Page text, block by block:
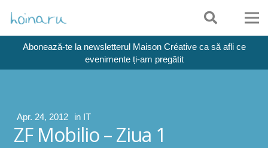
Abonează-te la newsletterul Maison Créative ca să afli ce
evenimente ți-am pregătit
Apr. 24, 2012 in IT
ZF Mobilio – Ziua 1